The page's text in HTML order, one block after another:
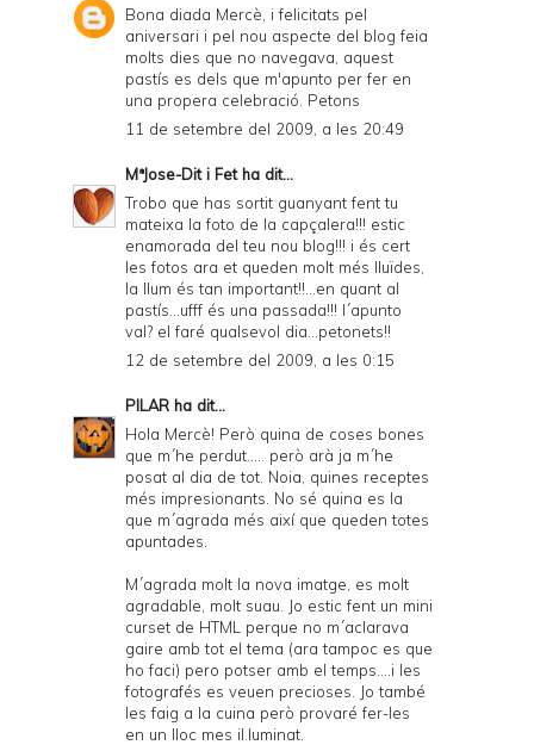
Bona diada Mercè, i felicitats pel
aniversari i pel nou aspecte del blog feia
molts dies que no navegava, aquest
pastís es dels que m'apunto per fer en
una propera celebració. Petons
11 de setembre del 2009, a les 20:49
MªJose-Dit i Fetha dit...
Trobo que has sortit guanyant fent tu
mateixa la foto de la capçalera!!! estic
enamorada del teu nou blog!!! i és cert
les fotos ara et queden molt més lluïdes,
la llum és tan important!!...en quant al
pastís...ufff és una passada!!! l´apunto
val? el faré qualsevol dia...petonets!!
12 de setembre del 2009, a les 0:15
PILAR ha dit...
Hola Mercè! Però quina de coses bones
que m´he perdut..... però arà ja m´he
posat al dia de tot. Noia, quines receptes
més impresionants. No sé quina es la
que m´agrada més així que queden totes
apuntades.
M´agrada molt la nova imatge, es molt
agradable, molt suau. Jo estic fent un mini
curset de HTML perque no m´aclarava
gaire amb tot el tema (ara tampoc es que
ho faci) pero potser amb el temps....i les
fotografés es veuen precioses. Jo també
les faig a la cuina però provaré fer-les
en un lloc mes il.luminat.